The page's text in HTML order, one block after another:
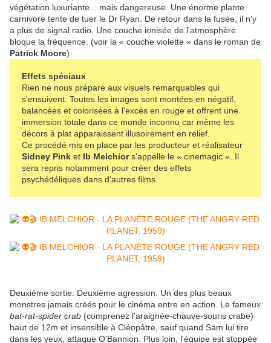
végétation luxuriante... mais dangereuse. Une énorme plante
carnivore tente de tuer le Dr Ryan. De retour dans la fusée, il n'y
a plus de signal radio. Une couche ionisée de l'atmosphère
bloque la fréquence. (voir la « couche violette » dans le roman de
Patrick Moore)
Effets spéciaux
Rien ne nous prépare aux visuels remarquables qui
s'ensuivent. Toutes les images sont montées en négatif,
balancées et colorisées à l'excès en rouge et offrent une
immersion totale dans ce monde inconnu car même les
décors à plat apparaissent illusoirement en relief.
Ce procédé mis en place par les producteur et réalisateur
Sidney Pink et Ib Melchiors'appelle le « cinemagic ». Il
sera repris notamment pour créer des effets
psychédéliques dans d'autres films.
Deuxième sortie. Deuxième agression. Un des plus beaux
monstres jamais créés pour le cinéma entre en action. Le fameux
bat-rat-spider crab (comprenez l'araignée-chauve-souris crabe)
haut de 12m et insensible à Cléopâtre, sauf quand Sam lui tire
dans les yeux, attaque O'Bannion. Plus loin, l'équipe est stoppée